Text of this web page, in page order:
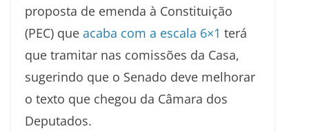
proposta de emenda à Constituição
(PEC) que acaba com a escala 6×1 terá
que tramitar nas comissões da Casa,
sugerindo que o Senado deve melhorar
o texto que chegou da Câmara dos
Deputados.